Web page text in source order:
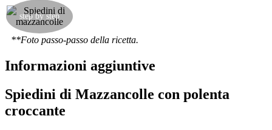
step by step
**Foto passo-passo della ricetta.
Informazioni aggiuntive
Spiedini di Mazzancolle con polenta
croccante